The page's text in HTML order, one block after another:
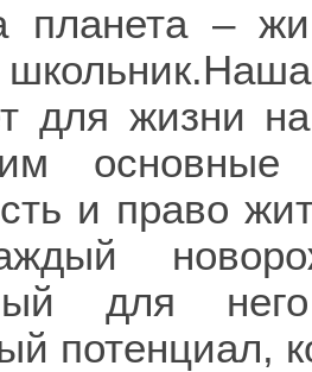
планета –
для жизни
и право
для
потенциал,